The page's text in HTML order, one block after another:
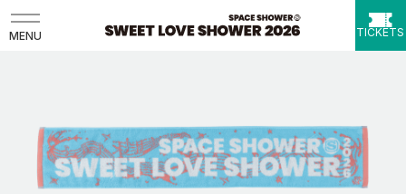
MENU TICKETS